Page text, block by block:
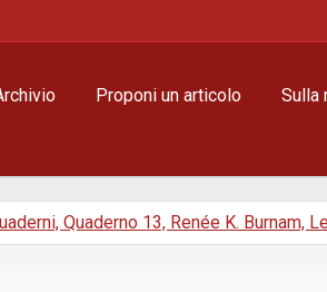
Proponi un articolo Sulla
Quaderno 13, Renée K. Burnam,